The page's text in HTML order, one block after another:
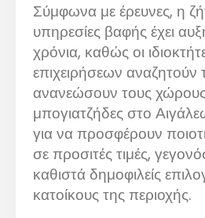
Σύμφωνα με έρευνες, η
υπηρεσίες βαφής έχει
χρόνια, καθώς οι
επιχειρήσεων
ανανεώσουν τους
μπογιατζήδες στο
για να προσφέρουν
σε προσιτές τιμές,
καθιστά δημοφιλείς
κατοίκους της περιοχής.